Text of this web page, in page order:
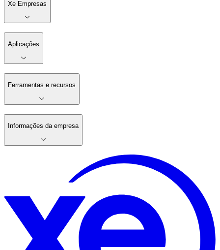
Xe Empresas
Aplicações
Ferramentas e recursos
Informações da empresa